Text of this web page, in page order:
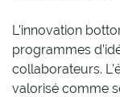
L’innovation
programmes
collaborateurs.
valorisé comme